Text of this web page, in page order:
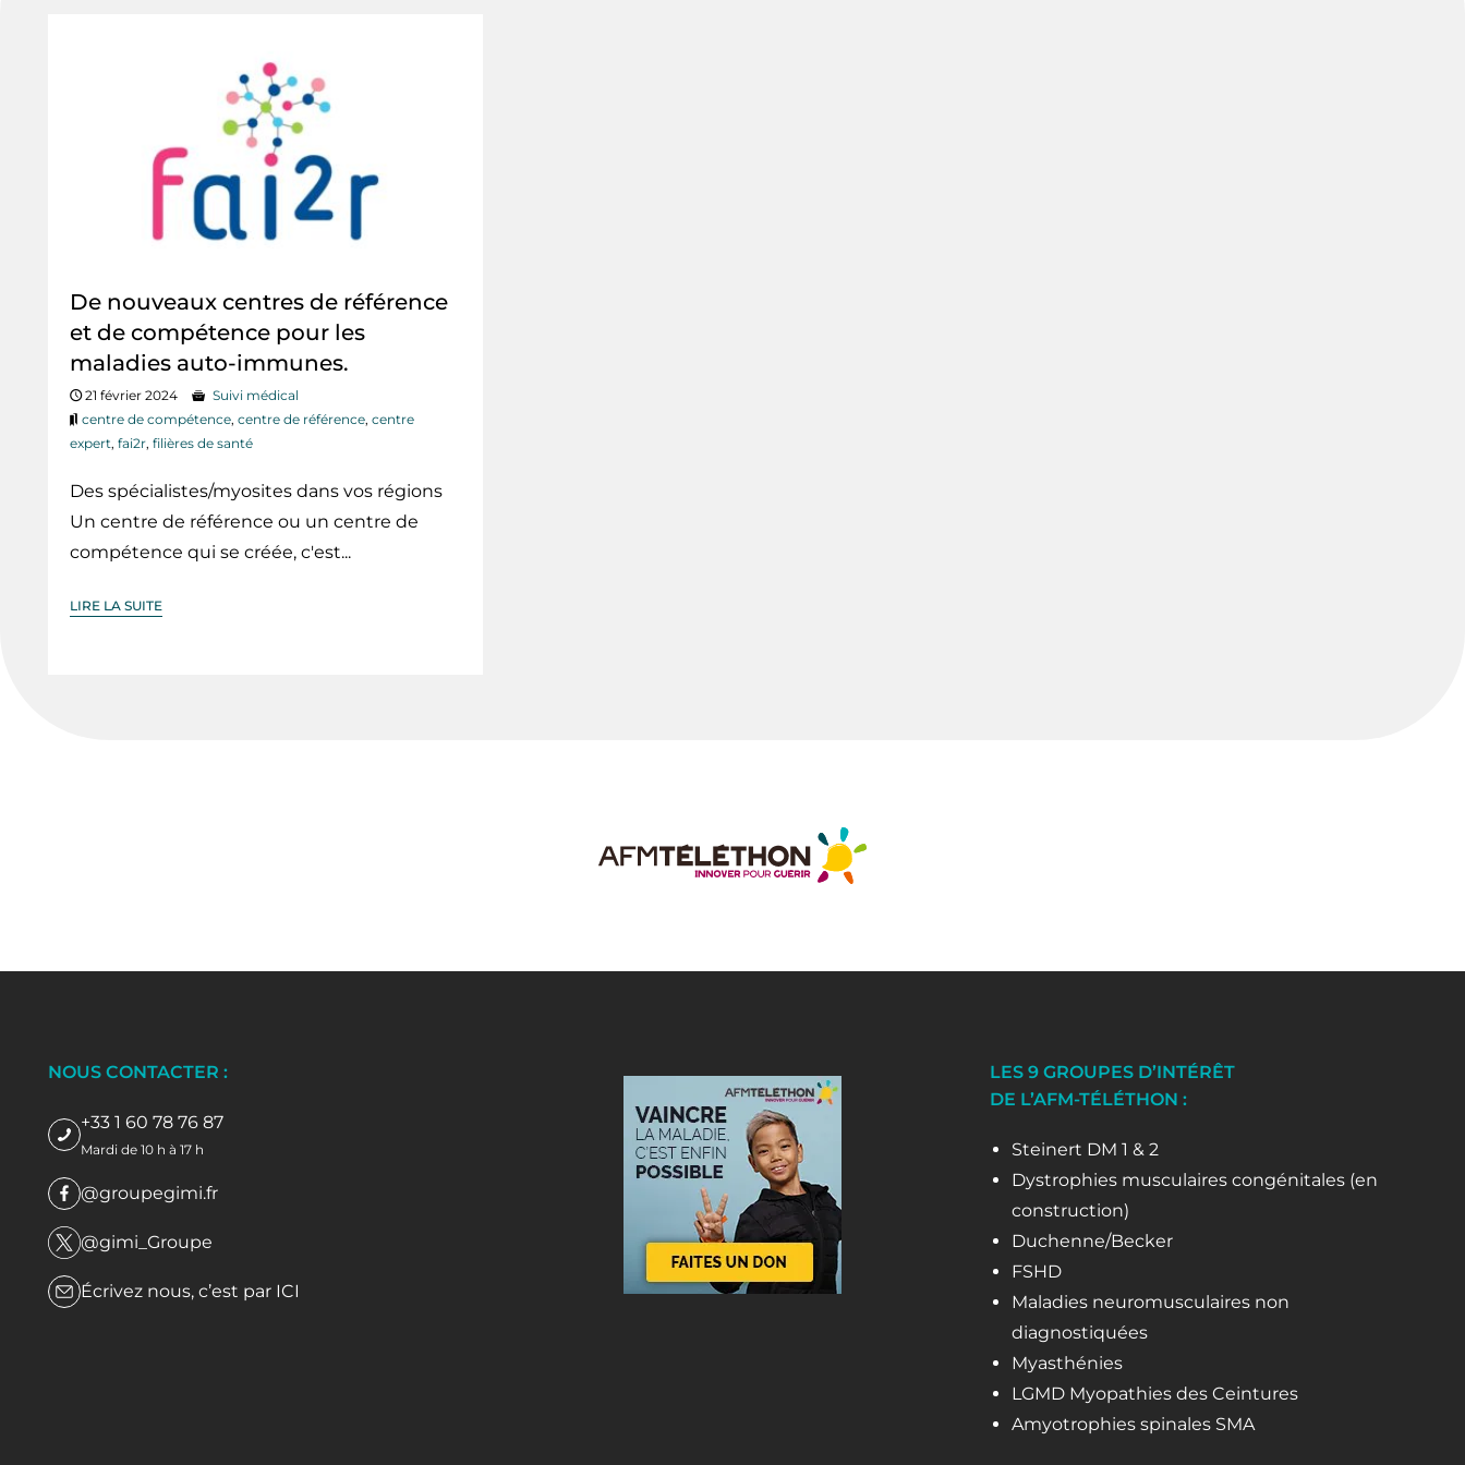
De nouveaux centres de référence
et de compétence pour les
maladies auto-immunes.
21 février 2024
Suivi médical
centre de compétence, centre de référence, centre
expert, fai2r, filières de santé
Des spécialistes/myosites dans vos régions
Un centre de référence ou un centre de
compétence qui se créée, c'est...
LIRE LA SUITE
NOUS CONTACTER :
+33 1 60 78 76 87
Mardi de 10 h à 17 h
@groupegimi.fr
@gimi_Groupe
Écrivez nous, c’est par ICI
LES 9 GROUPES D’INTÉRÊT
DE L’AFM-TÉLÉTHON :
Steinert DM 1 & 2
Dystrophies musculaires congénitales (en
construction)
Duchenne/Becker
FSHD
Maladies neuromusculaires non
diagnostiquées
Myasthénies
LGMD Myopathies des Ceintures
Amyotrophies spinales SMA